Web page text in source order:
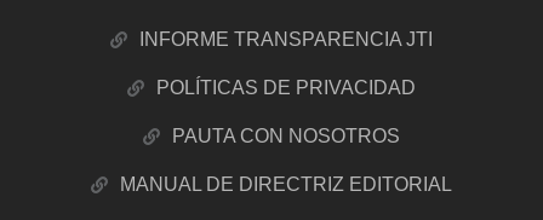
INFORME TRANSPARENCIA JTI
POLÍTICAS DE PRIVACIDAD
PAUTA CON NOSOTROS
MANUAL DE DIRECTRIZ EDITORIAL